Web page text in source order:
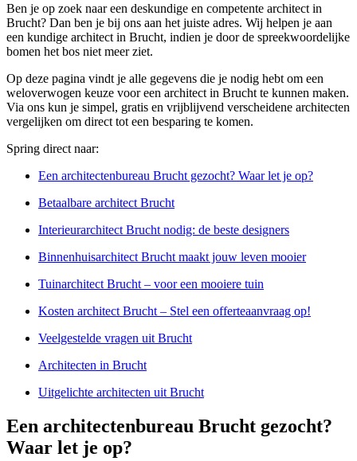
Ben je op zoek naar een deskundige en competente architect in
Brucht? Dan ben je bij ons aan het juiste adres. Wij helpen je aan
een kundige architect in Brucht, indien je door de spreekwoordelijke
bomen het bos niet meer ziet.
Op deze pagina vindt je alle gegevens die je nodig hebt om een
weloverwogen keuze voor een architect in Brucht te kunnen maken.
Via ons kun je simpel, gratis en vrijblijvend verscheidene architecten
vergelijken om direct tot een besparing te komen.
Spring direct naar:
Een architectenbureau Brucht gezocht? Waar let je op?
Betaalbare architect Brucht
Interieurarchitect Brucht nodig: de beste designers
Binnenhuisarchitect Brucht maakt jouw leven mooier
Tuinarchitect Brucht – voor een mooiere tuin
Kosten architect Brucht – Stel een offerteaanvraag op!
Veelgestelde vragen uit Brucht
Architecten in Brucht
Uitgelichte architecten uit Brucht
Een architectenbureau Brucht gezocht?
Waar let je op?